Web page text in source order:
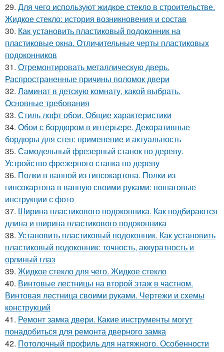
29. Для чего используют жидкое стекло в строительстве.
Жидкое стекло: история возникновения и состав
30. Как установить пластиковый подоконник на
пластиковые окна. Отличительные черты пластиковых
подоконников
31. Отремонтировать металлическую дверь.
Распространенные причины поломок двери
32. Ламинат в детскую комнату, какой выбрать.
Основные требования
33. Стиль лофт обои. Общие характеристики
34. Обои с бордюром в интерьере. Декоративные
бордюры для стен: применение и актуальность
35. Самодельный фрезерный станок по дереву.
Устройство фрезерного станка по дереву
36. Полки в ванной из гипсокартона. Полки из
гипсокартона в ванную своими руками: пошаговые
инструкции с фото
37. Ширина пластикового подоконника. Как подбираются
длина и ширина пластикового подоконника
38. Установить пластиковый подоконник. Как установить
пластиковый подоконник: точность, аккуратность и
орлиный глаз
39. Жидкое стекло для чего. Жидкое стекло
40. Винтовые лестницы на второй этаж в частном.
Винтовая лестница своими руками. Чертежи и схемы
конструкций
41. Ремонт замка двери. Какие инструменты могут
понадобиться для ремонта дверного замка
42. Потолочный профиль для натяжного. Особенности